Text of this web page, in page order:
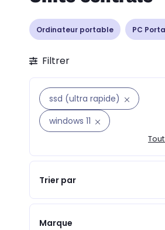
Ordinateur portable PC
Filtrer
ssd (ultra rapide)
windows 11
Trier par
Marque